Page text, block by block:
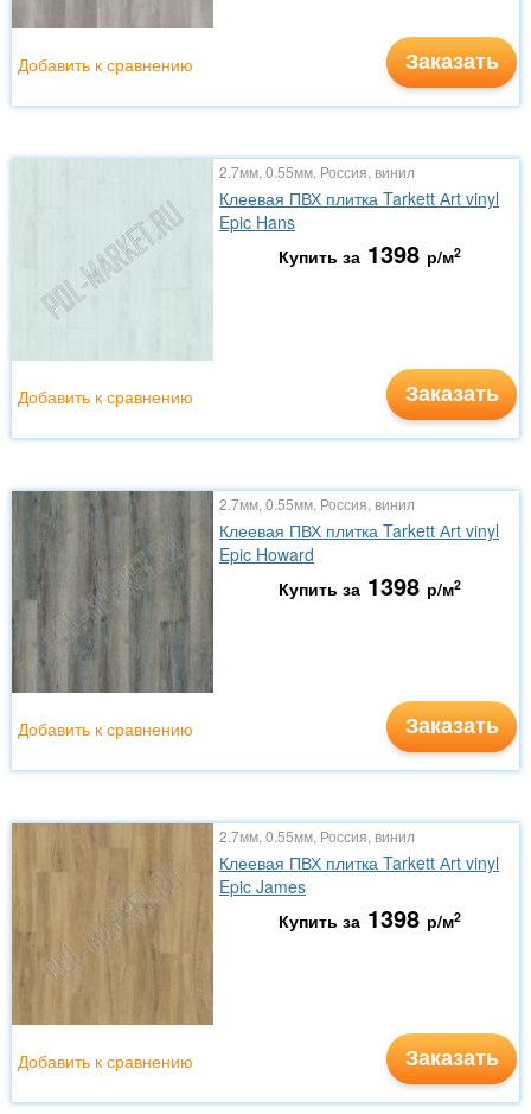
Заказать
Добавить к сравнению
2.7мм, 0.55мм, Россия, винил
Клеевая ПВХ плитка Tarkett Аrt vinyl
Epic Hans
Купить за 1398 р/м2
Заказать
Добавить к сравнению
2.7мм, 0.55мм, Россия, винил
Клеевая ПВХ плитка Tarkett Аrt vinyl
Epic Howard
Купить за 1398 р/м2
Заказать
Добавить к сравнению
2.7мм, 0.55мм, Россия, винил
Клеевая ПВХ плитка Tarkett Аrt vinyl
Epic James
Купить за 1398 р/м2
Заказать
Добавить к сравнению